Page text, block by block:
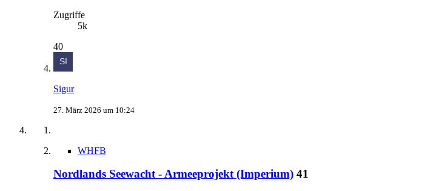
Zugriffe
5k
40
Sigur
27. März 2026 um 10:24
WHFB
Nordlands Seewacht - Armeeprojekt (Imperium) 41